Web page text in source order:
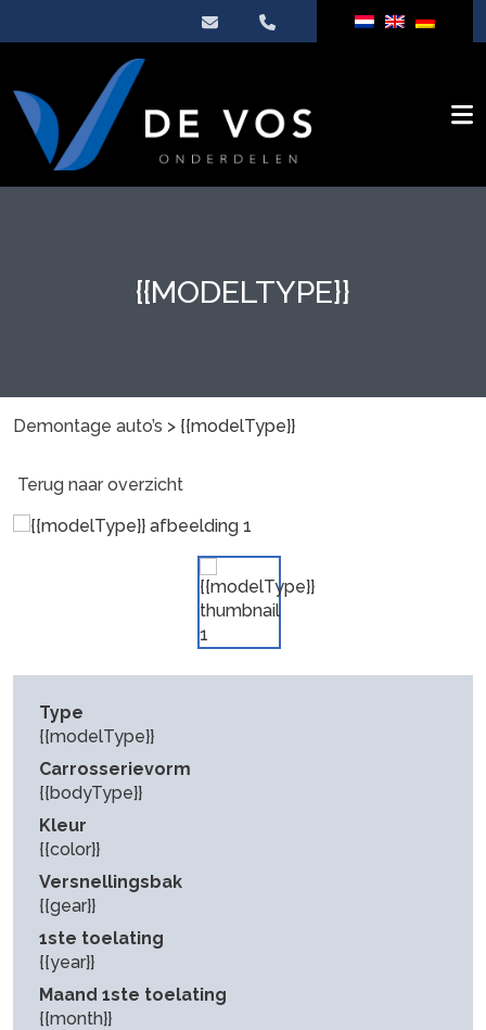
{{MODELTYPE}}
Demontage auto’s > {{modelType}}
Terug naar overzicht
Type
{{modelType}}
Carrosserievorm
{{bodyType}}
Kleur
{{color}}
Versnellingsbak
{{gear}}
1ste toelating
{{year}}
Maand 1ste toelating
{{month}}